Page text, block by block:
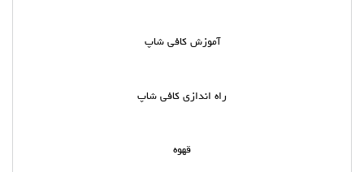
آموزش کافی شاپ
راه اندازی کافی شاپ
قهوه